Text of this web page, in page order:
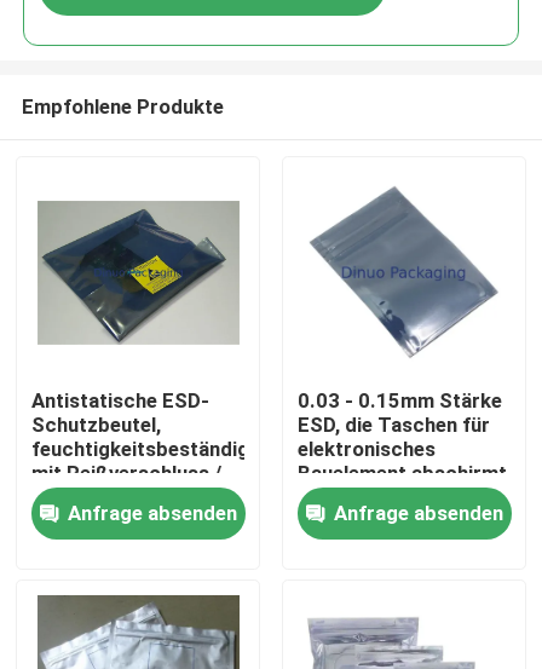
Heim
Videos
Empfohlene Produkte
Antistatische ESD-
Schutzbeutel,
feuchtigkeitsbeständig,
mit Reißverschluss /
Selbstverschluss
Anfrage absenden
0.03 - 0.15mm Stärke
ESD, die Taschen für
elektronisches
Bauelement abschirmt
Anfrage absenden